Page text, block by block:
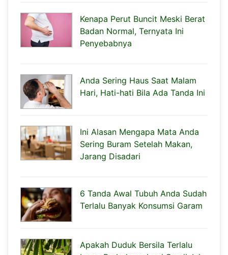
Kenapa Perut Buncit Meski Berat
Badan Normal, Ternyata Ini
Penyebabnya
Anda Sering Haus Saat Malam
Hari, Hati-hati Bila Ada Tanda Ini
Ini Alasan Mengapa Mata Anda
Sering Buram Setelah Makan,
Jarang Disadari
6 Tanda Awal Tubuh Anda Sudah
Terlalu Banyak Konsumsi Garam
Apakah Duduk Bersila Terlalu